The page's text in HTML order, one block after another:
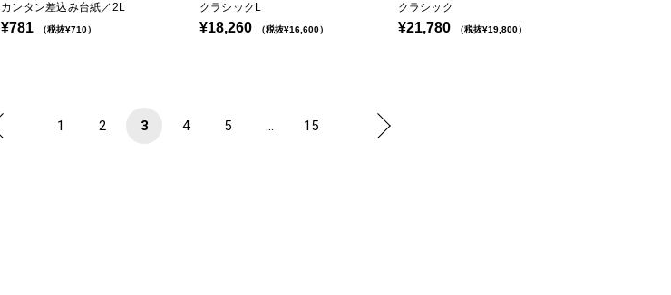
カンタン差込み台紙／2L
¥781 （税抜¥710）
クラシックL
¥18,260 （税抜¥16,600）
クラシック
¥21,780 （税抜¥19,800）
1 2 3 4 5 ... 15